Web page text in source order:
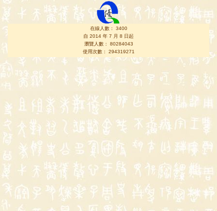
在線人數： 3400
自 2014 年 7 月 8 日起
瀏覽人數： 80284043
使用次數： 294319271